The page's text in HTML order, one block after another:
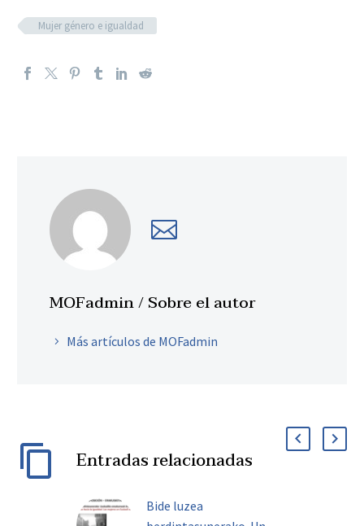
Mujer género e igualdad
MOFadmin/ Sobre el autor
Más artículos de MOFadmin
Entradas relacionadas
Bide luzea